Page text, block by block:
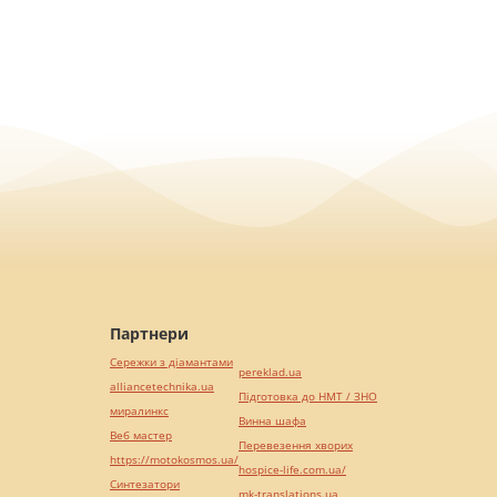
Партнери
Сережки з діамантами
alliancetechnika.ua
миралинкс
Веб мастер
https://motokosmos.ua/
Синтезатори
pereklad.ua
Підготовка до НМТ / ЗНО
Винна шафа
Перевезення хворих
hospice-life.com.ua/
mk-translations.ua